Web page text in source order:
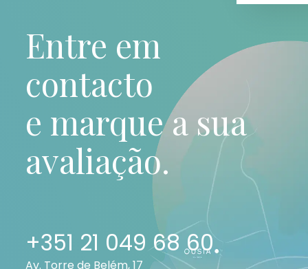
Entre em
contacto
e marque a sua
avaliação.
+351 21 049 68 60
Av. Torre de Belém, 17